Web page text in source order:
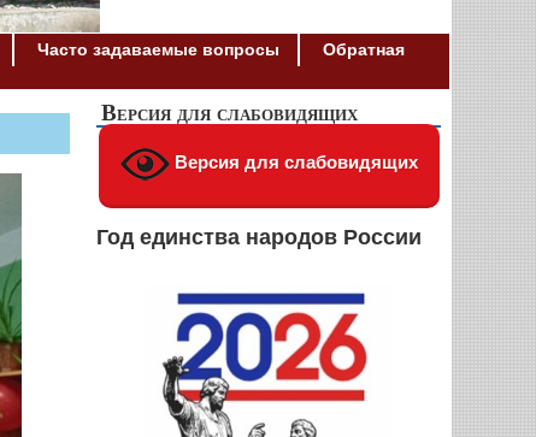
Часто задаваемые вопросы
Обратная
Версия для слабовидящих
Версия для слабовидящих
Год единства народов России